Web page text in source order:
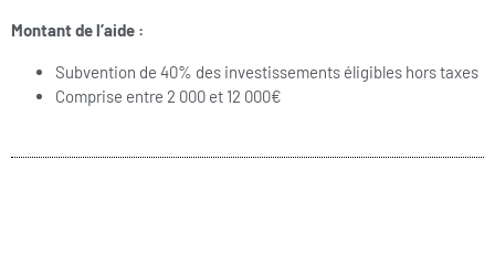
Montant de l’aide :
Subvention de 40% des investissements éligibles hors taxes
Comprise entre 2 000 et 12 000€